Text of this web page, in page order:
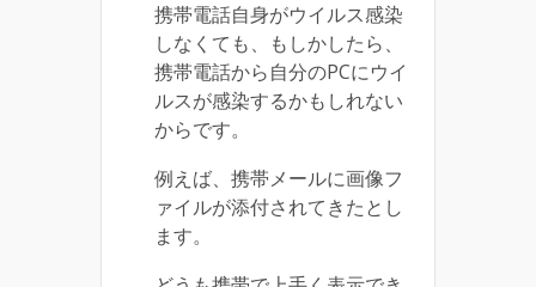
携帯電話自身がウイルス感染
しなくても、もしかしたら、
携帯電話から自分のPCにウイ
ルスが感染するかもしれない
からです。
例えば、携帯メールに画像フ
ァイルが添付されてきたとし
ます。